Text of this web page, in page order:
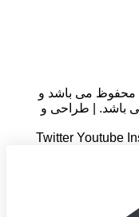
محفوظ می باشد و
باشد. | طراحی و
Twitter Youtube